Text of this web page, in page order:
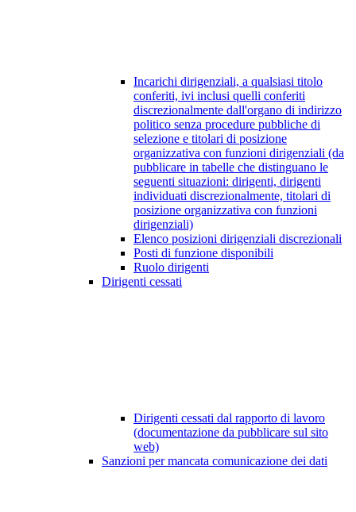
Incarichi dirigenziali, a qualsiasi titolo
conferiti, ivi inclusi quelli conferiti
discrezionalmente dall'organo di indirizzo
politico senza procedure pubbliche di
selezione e titolari di posizione
organizzativa con funzioni dirigenziali (da
pubblicare in tabelle che distinguano le
seguenti situazioni: dirigenti, dirigenti
individuati discrezionalmente, titolari di
posizione organizzativa con funzioni
dirigenziali)
Elenco posizioni dirigenziali discrezionali
Posti di funzione disponibili
Ruolo dirigenti
Dirigenti cessati
Dirigenti cessati dal rapporto di lavoro
(documentazione da pubblicare sul sito
web)
Sanzioni per mancata comunicazione dei dati